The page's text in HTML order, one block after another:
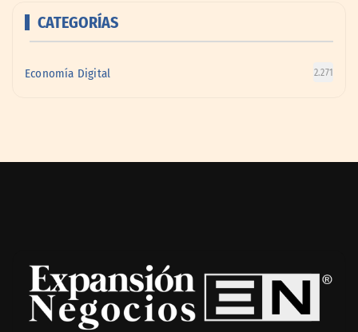
CATEGORÍAS
Economía Digital 2.271